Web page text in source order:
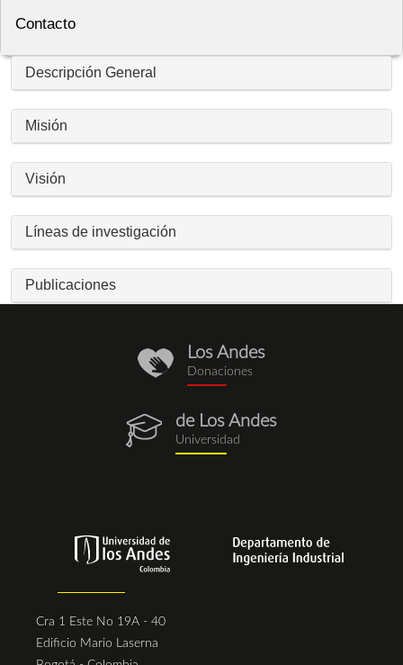
Contacto
Descripción General
Misión
Visión
Líneas de investigación
Publicaciones
donaciones.png
Los Andes
Donaciones
egresados.png
de Los Andes
Universidad
Cra 1 Este No 19A - 40
Edificio Mario Laserna